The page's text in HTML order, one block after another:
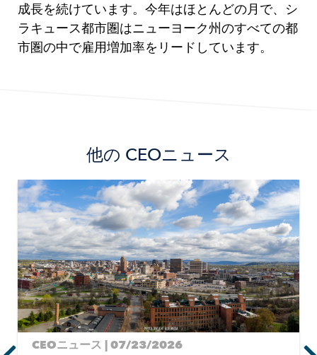
成長を続けています。今年はほとんどの月で、シ
ラキュース都市圏はニューヨーク州のすべての都
市圏の中で雇用増加率をリードしています。
他の CEOニュース
Image
CEOニュース | 07/23/2026